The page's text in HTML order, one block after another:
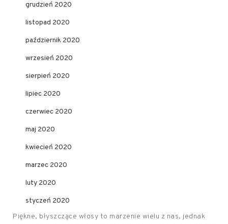
grudzień 2020
listopad 2020
październik 2020
wrzesień 2020
sierpień 2020
lipiec 2020
czerwiec 2020
maj 2020
kwiecień 2020
marzec 2020
luty 2020
styczeń 2020
Piękne, błyszczące włosy to marzenie wielu z nas, jednak